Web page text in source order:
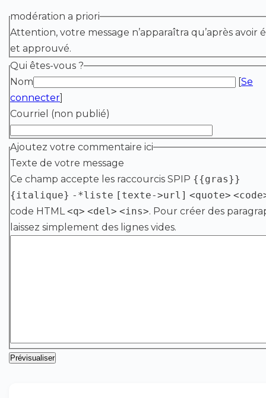
modération a priori
Attention, votre message n’apparaîtra qu’après avoir
et approuvé.
Qui êtes-vous ?
Nom
[Se
connecter]
Courriel (non publié)
Ajoutez votre commentaire ici
Texte de votre message
Ce champ accepte les raccourcis SPIP {{gras}}
{italique} -*liste [texte->url] <quote>
code HTML<q> <del> <ins>. Pour créer des
laissez simplement des lignes vides.